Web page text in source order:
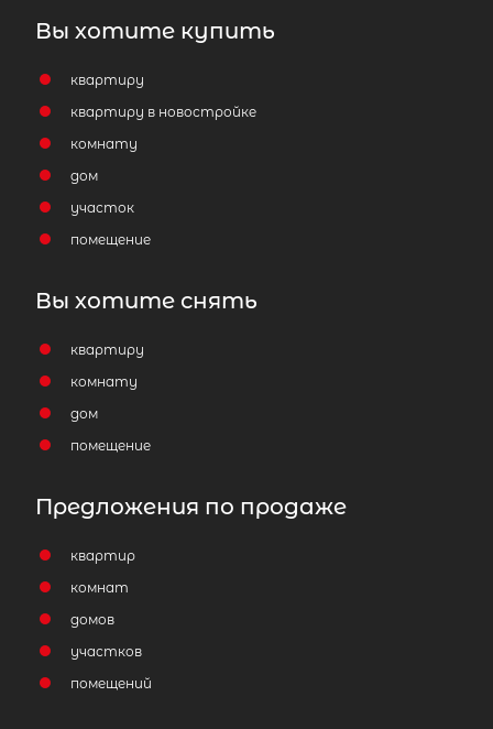
Вы хотите купить
квартиру
квартиру в новостройке
комнату
дом
участок
помещение
Вы хотите снять
квартиру
комнату
дом
помещение
Предложения по продаже
квартир
комнат
домов
участков
помещений